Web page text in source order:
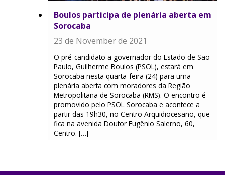
Boulos participa de plenária aberta em
Sorocaba
23 de November de 2021
O pré-candidato a governador do Estado de São
Paulo, Guilherme Boulos (PSOL), estará em
Sorocaba nesta quarta-feira (24) para uma
plenária aberta com moradores da Região
Metropolitana de Sorocaba (RMS). O encontro é
promovido pelo PSOL Sorocaba e acontece a
partir das 19h30, no Centro Arquidiocesano, que
fica na avenida Doutor Eugênio Salerno, 60,
Centro. […]